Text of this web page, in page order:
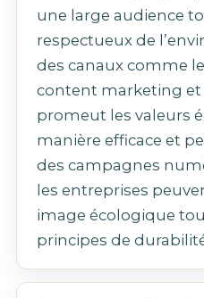
une large audience
respectueux de
des canaux comme
content marketing et
promeut les valeurs
manière efficace et
des campagnes
les entreprises
image écologique
principes de